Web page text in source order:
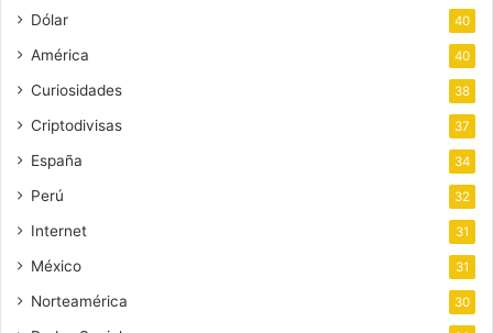
Dólar 40
América 40
Curiosidades 38
Criptodivisas 37
España 34
Perú 32
Internet 31
México 31
Norteamérica 30